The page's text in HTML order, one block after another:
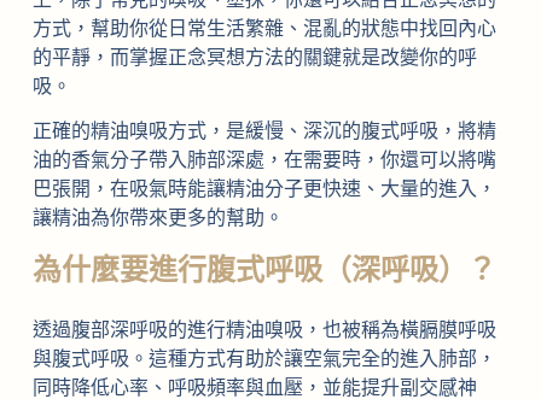
方式，幫助你從日常生活繁雜、混亂的狀態中找回內心
的平靜，而掌握正念冥想方法的關鍵就是改變你的呼
吸。
正確的精油嗅吸方式，是緩慢、深沉的腹式呼吸，將精
油的香氣分子帶入肺部深處，在需要時，你還可以將嘴
巴張開，在吸氣時能讓精油分子更快速、大量的進入，
讓精油為你帶來更多的幫助。
為什麼要進行腹式呼吸（深呼吸）？
透過腹部深呼吸的進行精油嗅吸，也被稱為橫膈膜呼吸
與腹式呼吸。這種方式有助於讓空氣完全的進入肺部，
同時降低心率、呼吸頻率與血壓，並能提升副交感神